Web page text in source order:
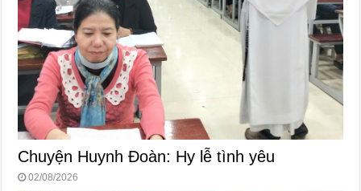
Chuyện Huynh Đoàn: Hy lễ tình yêu
02/08/2026